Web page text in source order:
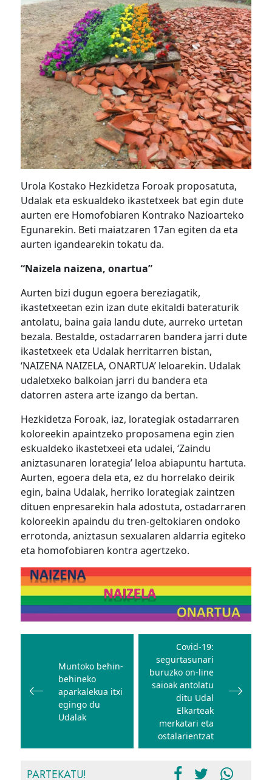
Urola Kostako Hezkidetza Foroak proposatuta,
Udalak eta eskualdeko ikastetxeek bat egin dute
aurten ere Homofobiaren Kontrako Nazioarteko
Egunarekin. Beti maiatzaren 17an egiten da eta
aurten igandearekin tokatu da.
“Naizela naizena, onartua”
Aurten bizi dugun egoera bereziagatik,
ikastetxeetan ezin izan dute ekitaldi bateraturik
antolatu, baina gaia landu dute, aurreko urtetan
bezala. Bestalde, ostadarraren bandera jarri dute
ikastetxeek eta Udalak herritarren bistan,
‘NAIZENA NAIZELA, ONARTUA’ leloarekin. Udalak
udaletxeko balkoian jarri du bandera eta
datorren astera arte izango da bertan.
Hezkidetza Foroak, iaz, lorategiak ostadarraren
koloreekin apaintzeko proposamena egin zien
eskualdeko ikastetxeei eta udalei, ‘Zaindu
aniztasunaren lorategia’ leloa abiapuntu hartuta.
Aurten, egoera dela eta, ez du horrelako deirik
egin, baina Udalak, herriko lorategiak zaintzen
dituen enpresarekin hala adostuta, ostadarraren
koloreekin apaindu du tren-geltokiaren ondoko
errotonda, aniztasun sexualaren aldarria egiteko
eta homofobiaren kontra agertzeko.
Bidalketetan
nabigatuMuntoko behin-
behineko
aparkalekua itxi
egingo du
Udalak
Covid-19:
segurtasunari
buruzko on-line
saioak antolatu
ditu Udal
Elkarteak
merkatari eta
ostalarientzat
PARTEKATU!